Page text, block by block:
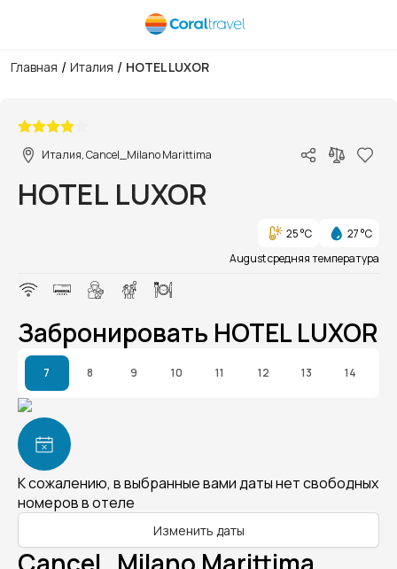
Главная / Италия / HOTEL LUXOR
Италия, Cancel_Milano Marittima
HOTEL LUXOR
25 °C
27 °C
August средняя температура
Забронировать HOTEL LUXOR
7 8 9 10 11 12 13 14
К сожалению, в выбранные вами даты нет свободных
номеров в отеле
Изменить даты